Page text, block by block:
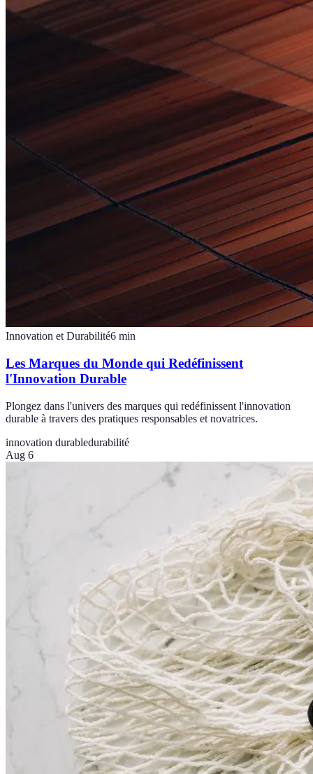
Innovation et Durabilité6 min
Les Marques du Monde qui Redéfinissent
l'Innovation Durable
Plongez dans l'univers des marques qui redéfinissent l'innovation
durable à travers des pratiques responsables et novatrices.
innovation durabledurabilité
Aug 6